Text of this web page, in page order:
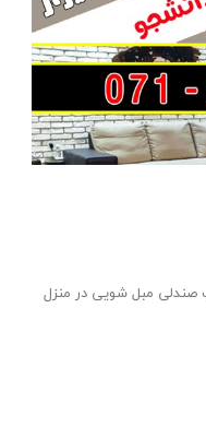
مبل شویی در منزل